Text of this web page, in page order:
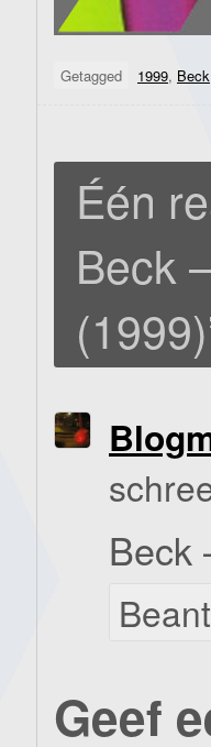
Getagged 1999, Beck
Één
Beck
(1999)
Beck
Geef